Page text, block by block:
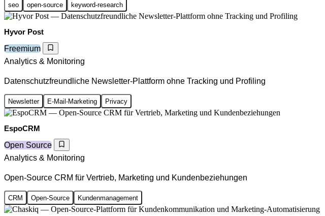
seo open-source keyword-research
Hyvor Post
Freemium
Analytics & Monitoring
Datenschutzfreundliche Newsletter-Plattform ohne Tracking und Profiling
Newsletter E-Mail-Marketing Privacy
EspoCRM
Open Source
Analytics & Monitoring
Open-Source CRM für Vertrieb, Marketing und Kundenbeziehungen
CRM Open-Source Kundenmanagement